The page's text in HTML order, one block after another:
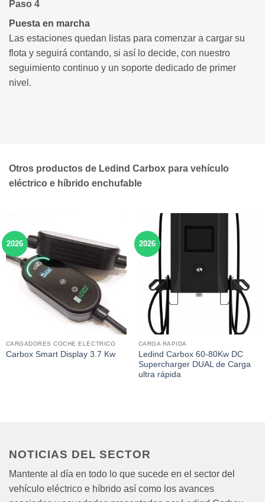
Paso 4
Puesta en marcha
Las estaciones quedan listas para comenzar a cargar su
flota y seguirá contando, si así lo decide, con nuestro
seguimiento continuo y un soporte dedicado de primer
nivel.
Otros productos de Ledind Carbox para vehículo
eléctrico e híbrido enchufable
2026
CARGADORES COCHE ELÉCTRICO
Carbox Smart Display 3.7 Kw
2026
CARGA RAPIDA
Ledind Carbox 60-80Kw DC
Supercharger DUAL de Carga
ultra rápida
NOTICIAS DEL SECTOR
Mantente al día en todo lo que sucede en el sector del
vehículo eléctrico e híbrido así como los avances